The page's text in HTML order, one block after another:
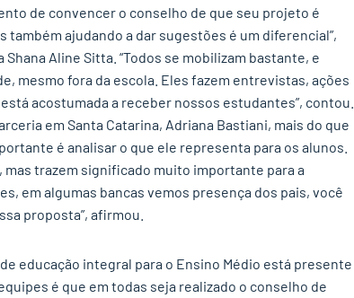
de convencer o conselho de que seu projeto é
ajudando a dar sugestões é um diferencial”,
Aline Sitta. “Todos se mobilizam bastante, e
mesmo fora da escola. Eles fazem entrevistas, ações
acostumada a receber nossos estudantes”, contou.
em Santa Catarina, Adriana Bastiani, mais do que
é analisar o que ele representa para os alunos.
mas trazem significado muito importante para a
em algumas bancas vemos presença dos pais, você
proposta”, afirmou.
educação integral para o Ensino Médio está presente
é que em todas seja realizado o conselho de
✕